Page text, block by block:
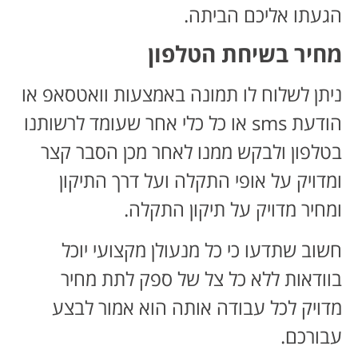
הגעתו אליכם הביתה.
מחיר בשיחת הטלפון
ניתן לשלוח לו תמונה באמצעות וואטסאפ או
הודעת sms או כל כלי אחר שעומד לרשותנו
בטלפון ולבקש ממנו לאחר מכן הסבר קצר
ומדויק על אופי התקלה ועל דרך התיקון
ומחיר מדויק על תיקון התקלה.
חשוב שתדעו כי כל מנעולן מקצועי יוכל
בוודאות ללא כל צל של ספק לתת מחיר
מדויק לכל עבודה אותה הוא אמור לבצע
עבורכם.